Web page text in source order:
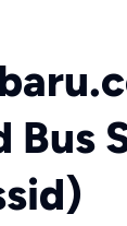
Bus